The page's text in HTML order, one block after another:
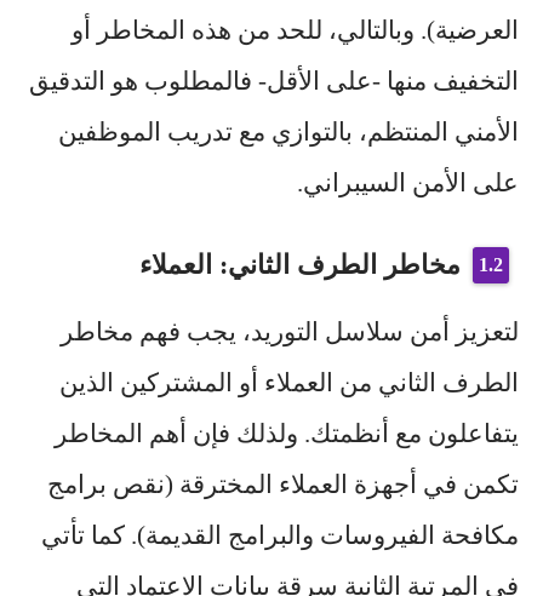
العرضية). وبالتالي، للحد من هذه المخاطر أو
التخفيف منها -على الأقل- فالمطلوب هو التدقيق
الأمني المنتظم، بالتوازي مع تدريب الموظفين
على الأمن السيبراني.
مخاطر الطرف الثاني: العملاء
لتعزيز أمن سلاسل التوريد، يجب فهم مخاطر
الطرف الثاني من العملاء أو المشتركين الذين
يتفاعلون مع أنظمتك. ولذلك فإن أهم المخاطر
تكمن في أجهزة العملاء المخترقة (نقص برامج
مكافحة الفيروسات والبرامج القديمة). كما تأتي
في المرتبة الثانية سرقة بيانات الاعتماد التي